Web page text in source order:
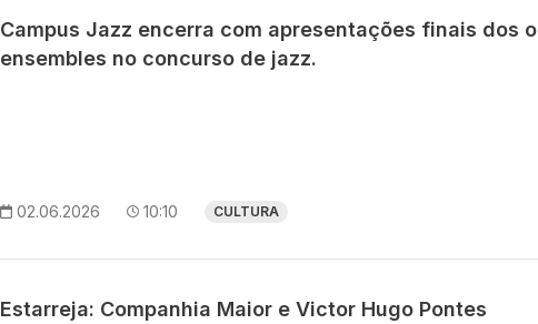
Campus Jazz encerra com apresentações finais dos
ensembles no concurso de jazz.
02.06.2026 10:10 CULTURA
Estarreja: Companhia Maior e Victor Hugo Pontes